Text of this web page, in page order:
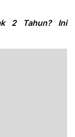
2 Tahun? Ini